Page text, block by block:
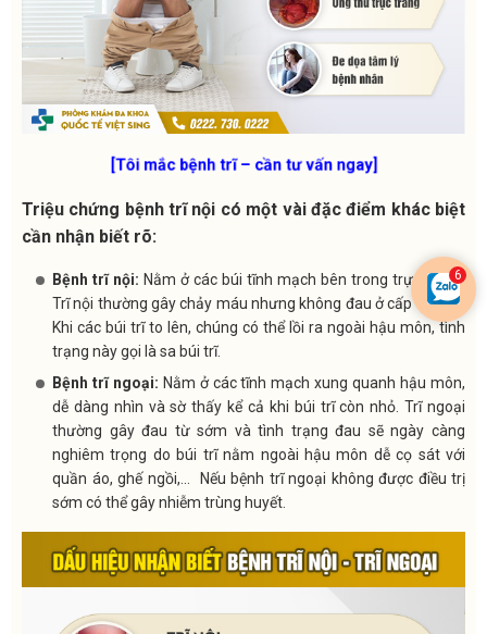
[Tôi mắc bệnh trĩ – cần tư vấn ngay]
Triệu chứng bệnh trĩ nội có một vài đặc điểm khác biệt
cần nhận biết rõ:
Bệnh trĩ nội: Nằm ở các búi tĩnh mạch bên trong trực tràng.
Trĩ nội thường gây chảy máu nhưng không đau ở cấp độ nhẹ.
Khi các búi trĩ to lên, chúng có thể lồi ra ngoài hậu môn, tình
trạng này gọi là sa búi trĩ.
Bệnh trĩ ngoại: Nằm ở các tĩnh mạch xung quanh hậu môn,
dễ dàng nhìn và sờ thấy kể cả khi búi trĩ còn nhỏ. Trĩ ngoại
thường gây đau từ sớm và tình trạng đau sẽ ngày càng
nghiêm trọng do búi trĩ nằm ngoài hậu môn dễ cọ sát với
quần áo, ghế ngồi,… Nếu bệnh trĩ ngoại không được điều trị
sớm có thể gây nhiễm trùng huyết.